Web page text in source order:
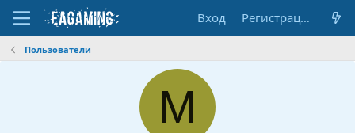
Вход Регистрация
Пользователи
M